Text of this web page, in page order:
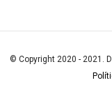
© Copyright 2020 - 2021.